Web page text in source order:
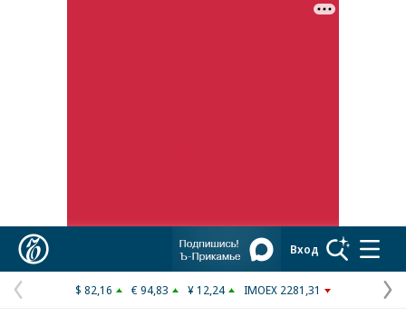
Вход
Предыдущая
$ 82,16 € 94,83 ¥ 12,24 IMOEX 2281,31